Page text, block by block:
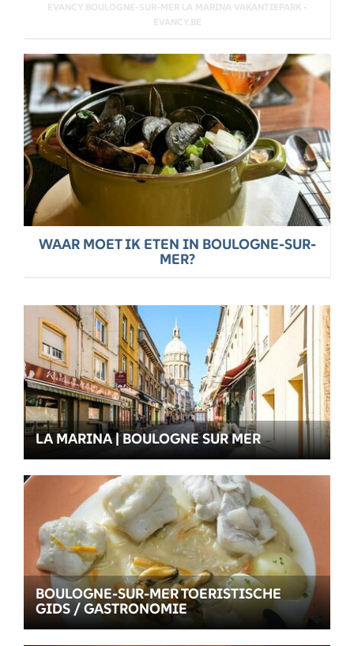
EVANCY BOULOGNE-SUR-MER LA MARINA VAKANTIEPARK -
EVANCY.BE
WAAR MOET IK ETEN IN BOULOGNE-SUR-
MER?
LA MARINA | BOULOGNE SUR MER
BOULOGNE-SUR-MER TOERISTISCHE
GIDS / GASTRONOMIE